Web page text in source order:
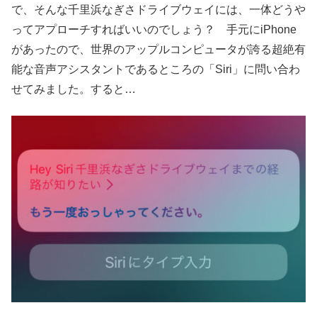
で、そんな千里浜なぎさドライブウェイには、一体どうや
ってアプローチすればいいのでしょう？ 手元にiPhone
があったので、世界のアップルコンピュータが誇る超絶有
能な音声アシスタントであるところの「Siri」に問い合わ
せてみました。すると…